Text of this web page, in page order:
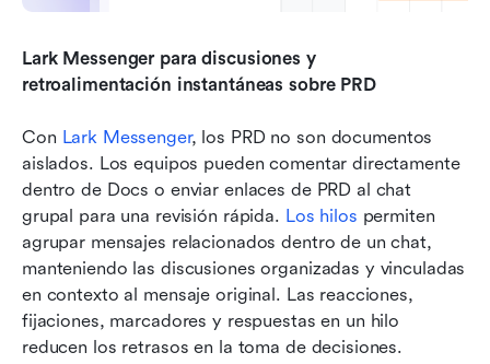
Lark Messenger para discusiones y
retroalimentación instantáneas sobre PRD
Con Lark Messenger, los PRD no son documentos
aislados. Los equipos pueden comentar directamente
dentro de Docs o enviar enlaces de PRD al chat
grupal para una revisión rápida. Los hilos permiten
agrupar mensajes relacionados dentro de un chat,
manteniendo las discusiones organizadas y vinculadas
en contexto al mensaje original. Las reacciones,
fijaciones, marcadores y respuestas en un hilo
reducen los retrasos en la toma de decisiones.